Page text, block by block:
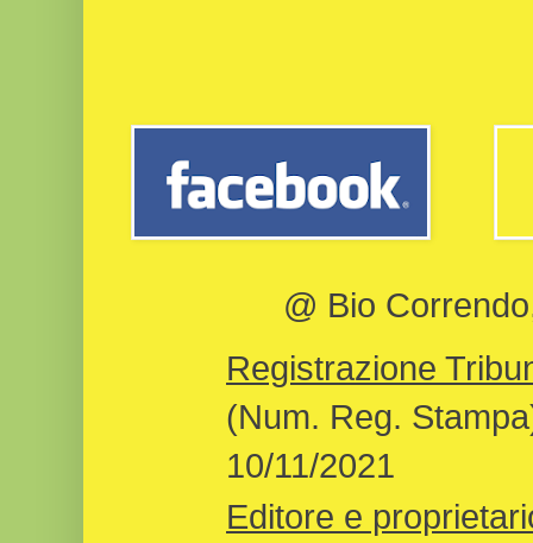
@ Bio
Registrazione
(Num. Reg.
10/11/2021
Editore e